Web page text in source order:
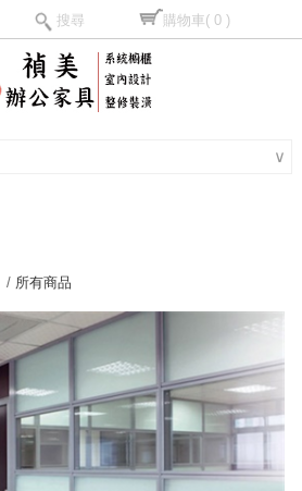
搜尋 購物車( 0 )
∨
/ 所有商品